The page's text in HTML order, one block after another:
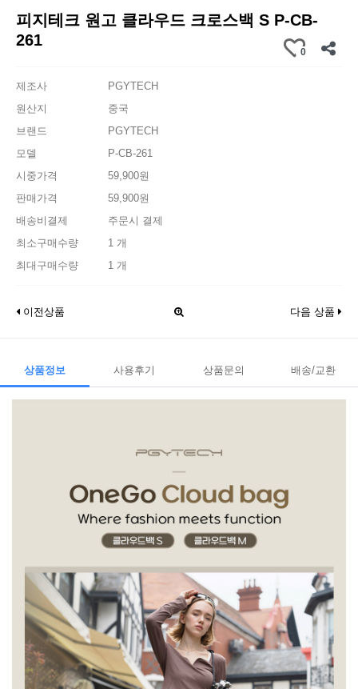
피지테크 원고 클라우드 크로스백 S P-CB-
261
0
제조사
PGYTECH
원산지
중국
브랜드
PGYTECH
모델
P-CB-261
시중가격
59,900원
판매가격
59,900원
배송비결제
주문시 결제
최소구매수량
1 개
최대구매수량
1 개
이전상품 다음 상품
상품정보 사용후기 상품문의 배송/교환